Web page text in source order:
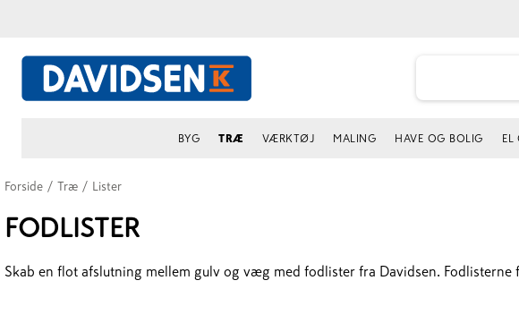
BYG TRÆ VÆRKTØJ MALING HAVE OG BOLIG EL
Forside / Træ / Lister
FODLISTER
Skab en flot afslutning mellem gulv og væg med fodlister fra Davidsen. Fodlisterne